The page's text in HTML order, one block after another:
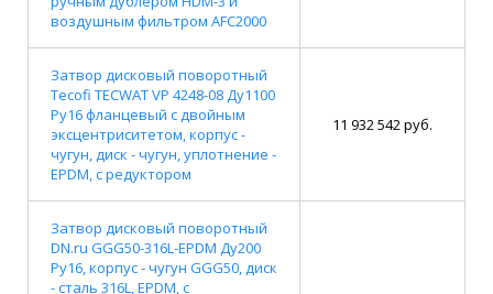
воздушным фильтром AFC2000
Затвор дисковый поворотный
Tecofi TECWAT VP 4248-08 Ду1100
Ру16 фланцевый с двойным
эксцентриситетом, корпус -
чугун, диск - чугун, уплотнение -
EPDM, с редуктором
11 932 542 руб.
Затвор дисковый поворотный
DN.ru GGG50-316L-EPDM Ду200
Ру16, корпус - чугун GGG50, диск
- сталь 316L, EPDM, с